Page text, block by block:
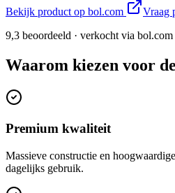
Bekijk product op bol.com
Vraag
9,3 beoordeeld · verkocht via bol.com
Waarom kiezen voor
Premium kwaliteit
Massieve constructie en
dagelijks gebruik.